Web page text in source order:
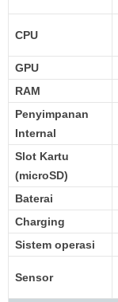
CPU
GPU
RAM
Penyimpanan
Internal
Slot Kartu
(microSD)
Baterai
Charging
Sistem operasi
Sensor